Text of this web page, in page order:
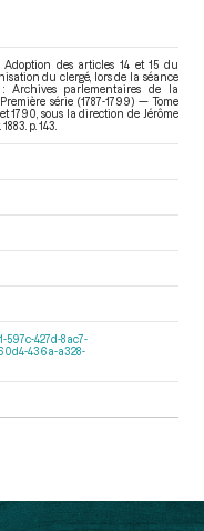
des articles 14 et 15 du
du clergé, lors de la séance
parlementaires de la
série (1787-1799) — Tome
1790 , sous la direction de Jérôme
p. 143.
597c-427d-8ac7-
436a-a328-